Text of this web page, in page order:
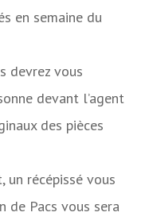
en semaine du
devrez vous
devant l’agent
des pièces
un récépissé vous
de Pacs vous sera